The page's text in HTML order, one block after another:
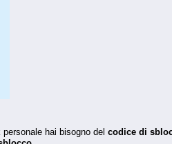
hai bisogno del codice di